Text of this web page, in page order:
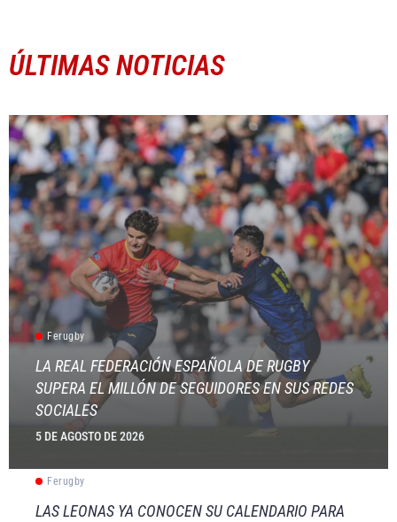
ÚLTIMAS NOTICIAS
Ferugby
LA REAL FEDERACIÓN ESPAÑOLA DE RUGBY
SUPERA EL MILLÓN DE SEGUIDORES EN SUS REDES
SOCIALES
5 DE AGOSTO DE 2026
Ferugby
LAS LEONAS YA CONOCEN SU CALENDARIO PARA